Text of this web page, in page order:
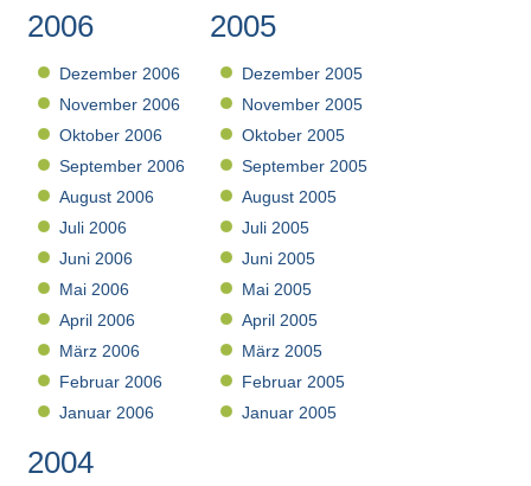
2006
Dezember 2006
November 2006
Oktober 2006
September 2006
August 2006
Juli 2006
Juni 2006
Mai 2006
April 2006
März 2006
Februar 2006
Januar 2006
2005
Dezember 2005
November 2005
Oktober 2005
September 2005
August 2005
Juli 2005
Juni 2005
Mai 2005
April 2005
März 2005
Februar 2005
Januar 2005
2004